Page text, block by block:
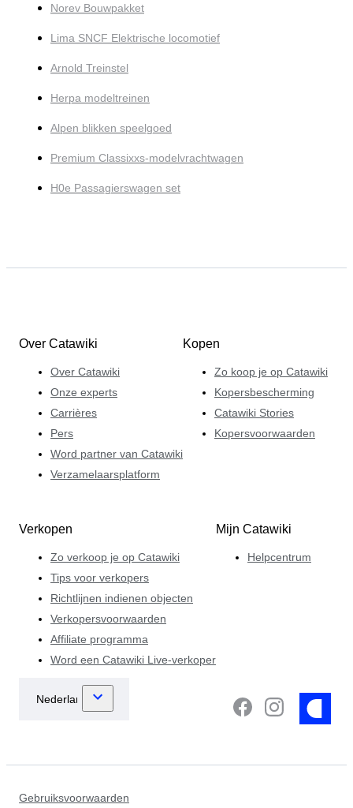
Norev Bouwpakket
Lima SNCF Elektrische locomotief
Arnold Treinstel
Herpa modeltreinen
Alpen blikken speelgoed
Premium Classixxs-modelvrachtwagen
H0e Passagierswagen set
Over Catawiki
Over Catawiki
Onze experts
Carrières
Pers
Word partner van Catawiki
Verzamelaarsplatform
Kopen
Zo koop je op Catawiki
Kopersbescherming
Catawiki Stories
Kopersvoorwaarden
Verkopen
Zo verkoop je op Catawiki
Tips voor verkopers
Richtlijnen indienen objecten
Verkopersvoorwaarden
Affiliate programma
Word een Catawiki Live-verkoper
Mijn Catawiki
Helpcentrum
Gebruiksvoorwaarden